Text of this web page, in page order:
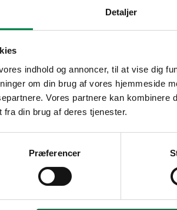
Detaljer
indhold og annoncer, til at vise dig
om din brug af vores hjemmeside
Vores partnere kan kombinere
din brug af deres tjenester.
Præferencer